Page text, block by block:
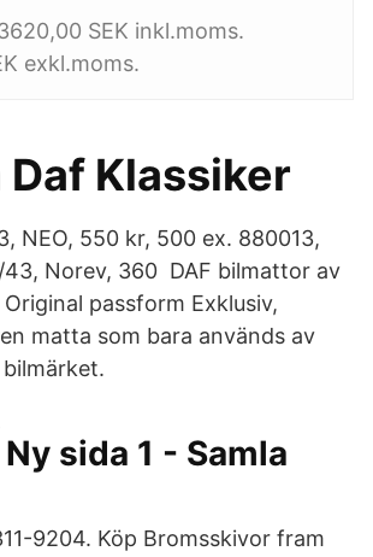
SEK inkl.moms.
exkl.moms.
Klassiker
NEO, 550 kr, 500 ex. 880013,
43, Norev, 360 DAF bilmattor av
passform Exklusiv,
matta som bara används av
Ny sida 1 - Samla
9204. Köp Bromsskivor fram